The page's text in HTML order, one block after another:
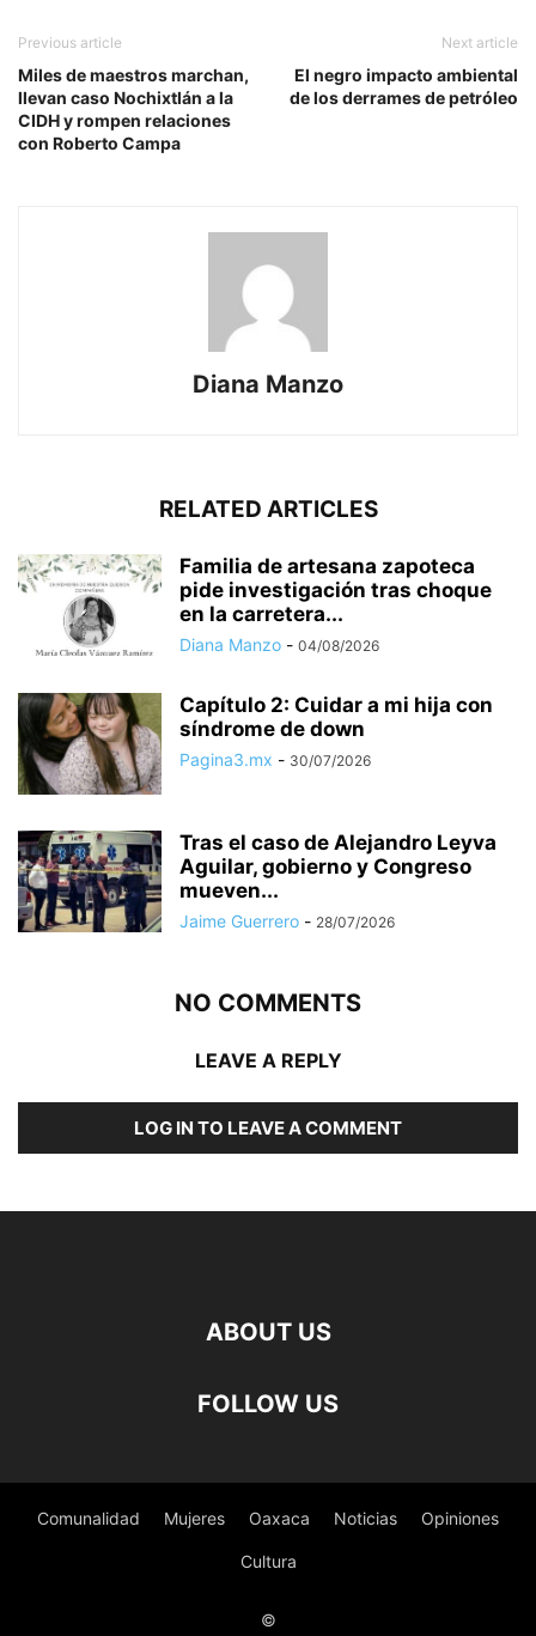
Previous article
Miles de maestros marchan,
llevan caso Nochixtlán a la
CIDH y rompen relaciones
con Roberto Campa
Next article
El negro impacto ambiental
de los derrames de petróleo
Diana Manzo
RELATED ARTICLES
Familia de artesana zapoteca
pide investigación tras choque
en la carretera...
Diana Manzo - 04/08/2026
Capítulo 2: Cuidar a mi hija con
síndrome de down
Pagina3.mx - 30/07/2026
Tras el caso de Alejandro Leyva
Aguilar, gobierno y Congreso
mueven...
Jaime Guerrero - 28/07/2026
NO COMMENTS
LEAVE A REPLY
LOG IN TO LEAVE A COMMENT
ABOUT US
FOLLOW US
Comunalidad Mujeres Oaxaca Noticias Opiniones
Cultura
©